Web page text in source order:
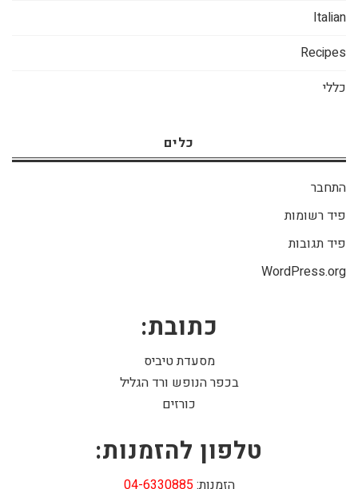
Italian
Recipes
כללי
כלים
התחבר
פיד רשומות
פיד תגובות
WordPress.org
כתובת:
מסעדת טיביס
בכפר הנופש ורד הגליל
כורזים
טלפון להזמנות:
הזמנות:04-6330885